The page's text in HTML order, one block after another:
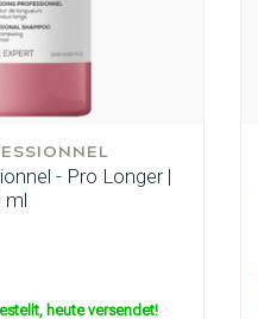
- Pro Longer |
ml
heute versendet!